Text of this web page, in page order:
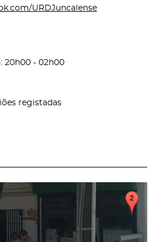
URDJuncalense
20h00 - 02h00
registadas